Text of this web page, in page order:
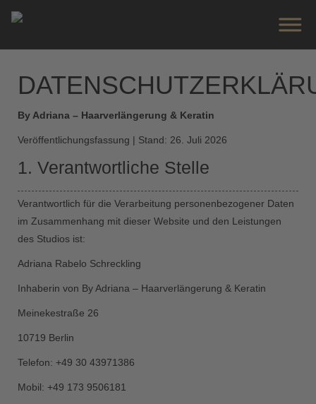
By Adriana – Haarverlängerung & Keratin
Veröffentlichungsfassung | Stand: 26. Juli 2026
1. Verantwortliche Stelle
Verantwortlich für die Verarbeitung personenbezogener Daten
im Zusammenhang mit dieser Website und den Leistungen
des Studios ist:
Adriana Rabelo Schreckling
Inhaberin von By Adriana – Haarverlängerung & Keratin
Meinekestraße 26
10719 Berlin
Telefon: +49 30 43971386
Mobil: +49 173 9506181